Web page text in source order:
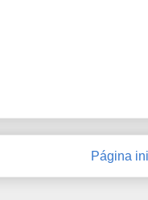
Página